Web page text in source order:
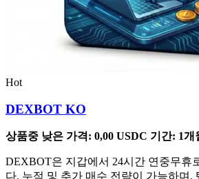
Hot
DEXBOT KO
상품중 낮은 가격: 0,00 USDC 기간: 1개
DEXBOT은 지갑에서 24시간 연중무휴
다. 누적 및 추가 매수 전략이 가능하며